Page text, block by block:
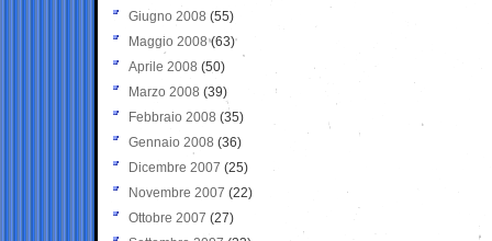
Giugno 2008 (55)
Maggio 2008(63)
Aprile 2008 (50)
Marzo 2008 (39)
Febbraio 2008 (35)
Gennaio 2008 (36)
Dicembre 2007 (25)
Novembre 2007 (22)
Ottobre 2007 (27)